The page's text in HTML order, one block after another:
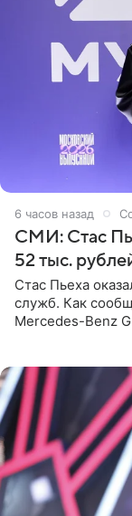
6 часов назад
СМИ: Стас
52 тыс.
Стас Пьеха
служб. Как
Mercedes-Benz